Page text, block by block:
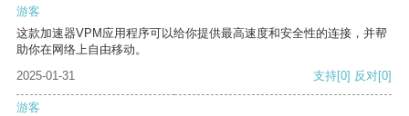
游客
这款加速器VPM应用程序可以给你提供最高速度和安全性的连接，并帮
助你在网络上自由移动。
2025-01-31
支持[0] 反对[0]
游客